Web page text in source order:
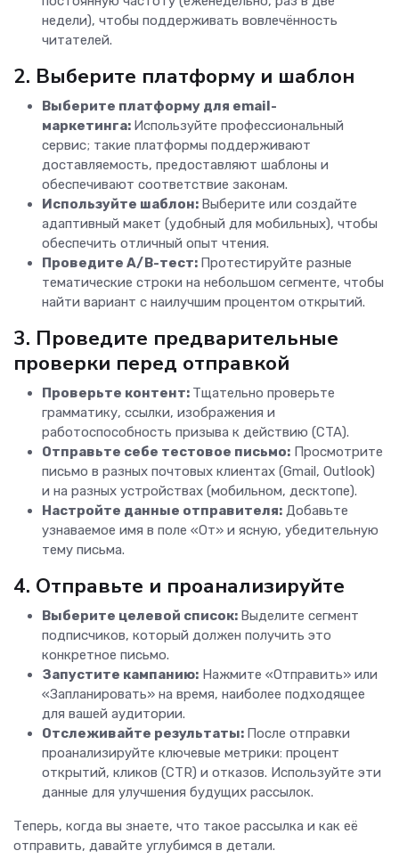
недели), чтобы поддерживать вовлечённость
читателей.
2. Выберите платформу и шаблон
Выберите платформу для email-
маркетинга: Используйте профессиональный
сервис; такие платформы поддерживают
доставляемость, предоставляют шаблоны и
обеспечивают соответствие законам.
Используйте шаблон: Выберите или создайте
адаптивный макет (удобный для мобильных), чтобы
обеспечить отличный опыт чтения.
Проведите A/B-тест: Протестируйте разные
тематические строки на небольшом сегменте, чтобы
найти вариант с наилучшим процентом открытий.
3. Проведите предварительные
проверки перед отправкой
Проверьте контент: Тщательно проверьте
грамматику, ссылки, изображения и
работоспособность призыва к действию (CTA).
Отправьте себе тестовое письмо: Просмотрите
письмо в разных почтовых клиентах (Gmail, Outlook)
и на разных устройствах (мобильном, десктопе).
Настройте данные отправителя: Добавьте
узнаваемое имя в поле «От» и ясную, убедительную
тему письма.
4. Отправьте и проанализируйте
Выберите целевой список: Выделите сегмент
подписчиков, который должен получить это
конкретное письмо.
Запустите кампанию: Нажмите «Отправить» или
«Запланировать» на время, наиболее подходящее
для вашей аудитории.
Отслеживайте результаты: После отправки
проанализируйте ключевые метрики: процент
открытий, кликов (CTR) и отказов. Используйте эти
данные для улучшения будущих рассылок.
Теперь, когда вы знаете, что такое рассылка и как её
отправить, давайте углубимся в детали.